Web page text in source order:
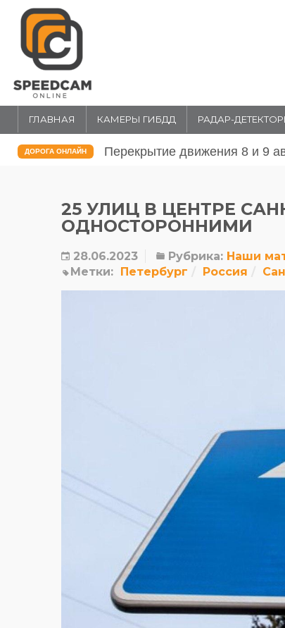
ГЛАВНАЯ КАМЕРЫ ГИБДД РАДАР-
ДОРОГА ОНЛАЙН Перекрытие движения 31
25 УЛИЦ В ЦЕНТРЕ
ОДНОСТОРОННИМИ
28.06.2023 Рубрика: Наши
Метки: Петербург Россия